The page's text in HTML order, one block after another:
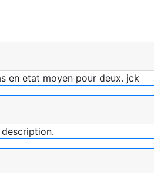
en etat moyen pour deux. jck